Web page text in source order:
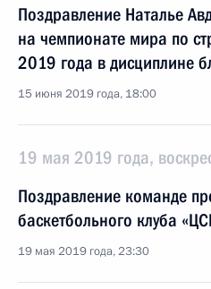
Поздравление Наталье
на чемпионате мира по
2019 года в дисциплине
15 июня 2019 года, 18:00
19 мая 2019 года,
Поздравление команде
баскетбольного клуба
19 мая 2019 года, 23:30